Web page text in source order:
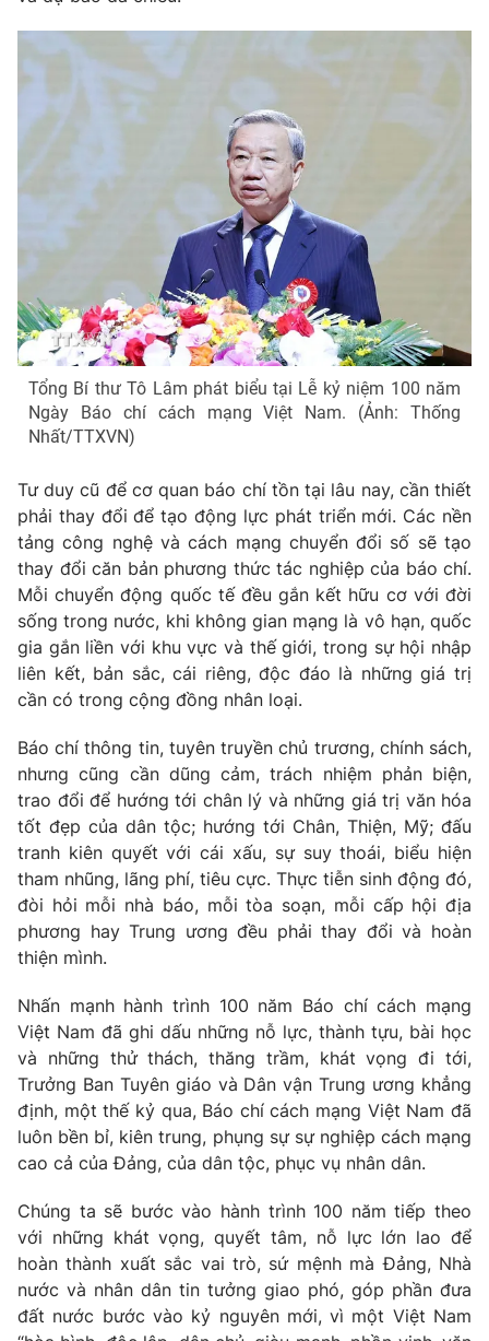
Tổng Bí thư Tô Lâm phát biểu tại Lễ kỷ niệm 100 năm
Ngày Báo chí cách mạng Việt Nam. (Ảnh: Thống
Nhất/TTXVN)
Tư duy cũ để cơ quan báo chí tồn tại lâu nay, cần thiết
phải thay đổi để tạo động lực phát triển mới. Các nền
tảng công nghệ và cách mạng chuyển đổi số sẽ tạo
thay đổi căn bản phương thức tác nghiệp của báo chí.
Mỗi chuyển động quốc tế đều gắn kết hữu cơ với đời
sống trong nước, khi không gian mạng là vô hạn, quốc
gia gắn liền với khu vực và thế giới, trong sự hội nhập
liên kết, bản sắc, cái riêng, độc đáo là những giá trị
cần có trong cộng đồng nhân loại.
Báo chí thông tin, tuyên truyền chủ trương, chính sách,
nhưng cũng cần dũng cảm, trách nhiệm phản biện,
trao đổi để hướng tới chân lý và những giá trị văn hóa
tốt đẹp của dân tộc; hướng tới Chân, Thiện, Mỹ; đấu
tranh kiên quyết với cái xấu, sự suy thoái, biểu hiện
tham nhũng, lãng phí, tiêu cực. Thực tiễn sinh động đó,
đòi hỏi mỗi nhà báo, mỗi tòa soạn, mỗi cấp hội địa
phương hay Trung ương đều phải thay đổi và hoàn
thiện mình.
Nhấn mạnh hành trình 100 năm Báo chí cách mạng
Việt Nam đã ghi dấu những nỗ lực, thành tựu, bài học
và những thử thách, thăng trầm, khát vọng đi tới,
Trưởng Ban Tuyên giáo và Dân vận Trung ương khẳng
định, một thế kỷ qua, Báo chí cách mạng Việt Nam đã
luôn bền bỉ, kiên trung, phụng sự sự nghiệp cách mạng
cao cả của Đảng, của dân tộc, phục vụ nhân dân.
Chúng ta sẽ bước vào hành trình 100 năm tiếp theo
với những khát vọng, quyết tâm, nỗ lực lớn lao để
hoàn thành xuất sắc vai trò, sứ mệnh mà Đảng, Nhà
nước và nhân dân tin tưởng giao phó, góp phần đưa
đất nước bước vào kỷ nguyên mới, vì một Việt Nam